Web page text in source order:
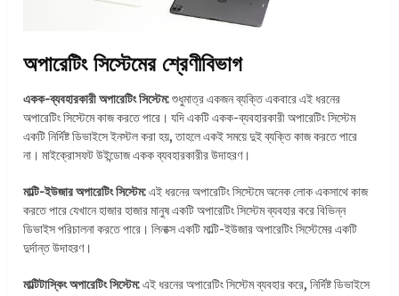
অপারেটিং সিস্টেমের শ্রেণীবিভাগ
একক-ব্যবহারকারী অপারেটিং সিস্টেম:শুধুমাত্র একজন ব্যক্তি একবারে এই ধরনের
অপারেটিং সিস্টেমে কাজ করতে পারে। যদি একটি একক-ব্যবহারকারী অপারেটিং সিস্টেম
একটি নির্দিষ্ট ডিভাইসে ইনস্টল করা হয়, তাহলে একই সময়ে দুই ব্যক্তি কাজ করতে পারে
না। মাইক্রোসফট উইন্ডোজ একক ব্যবহারকারীর উদাহরণ।
মাল্টি-ইউজার অপারেটিং সিস্টেম:এই ধরনের অপারেটিং সিস্টেমে অনেক লোক একসাথে কাজ
করতে পারে যেখানে হাজার হাজার মানুষ একটি অপারেটিং সিস্টেম ব্যবহার করে বিভিন্ন
ডিভাইস পরিচালনা করতে পারে। লিনাক্স একটি মাল্টি-ইউজার অপারেটিং সিস্টেমের একটি
দুর্দান্ত উদাহরণ।
মাল্টিটাস্কিং অপারেটিং সিস্টেম:এই ধরনের অপারেটিং সিস্টেম ব্যবহার করে, নির্দিষ্ট ডিভাইসে